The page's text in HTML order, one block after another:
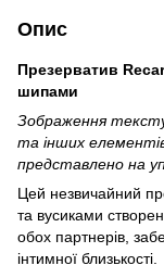
Опис
Презерватив
шипами
Зображення
та інших
представлено на
Цей незвичайний
та вусиками
обох партнерів,
інтимної близькості.